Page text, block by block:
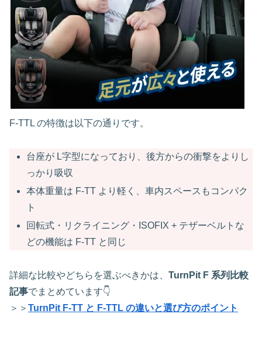
F‑TTL の特徴は以下の通りです。
台座が L字型になっており、後方からの衝撃をよりし
っかり吸収
本体重量は F‑TT より軽く、車内スペースもコンパク
ト
回転式・リクライニング・ISOFIX + テザーベルトな
どの機能は F‑TT と同じ
詳細な比較やどちらを選ぶべきかは、 TurnPit F 系列比較
記事でまとめています👇
＞＞ TurnPit F‑TT と F‑TTL の違いと選び方のポイント